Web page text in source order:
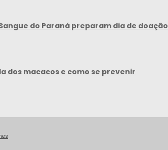
do Paraná preparam dia de doação
dos macacos e como se prevenir